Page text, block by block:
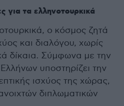
για τα ελληνοτουρκικά
ο κόσμος ζητά
και διαλόγου, χωρίς
δίκαια. Σύμφωνα με την
υποστηρίζει την
ισχύος της χώρας,
διπλωματικών